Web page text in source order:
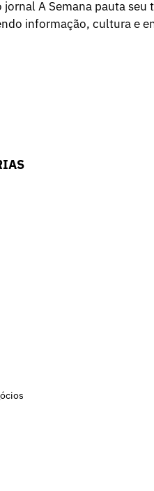
A Semana pauta
informação, cultura e